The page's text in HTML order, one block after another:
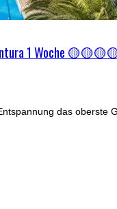
1 Woche
das oberste